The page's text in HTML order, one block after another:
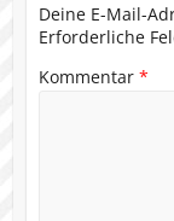
Deine E-Mail-
Erforderliche
Kommentar *